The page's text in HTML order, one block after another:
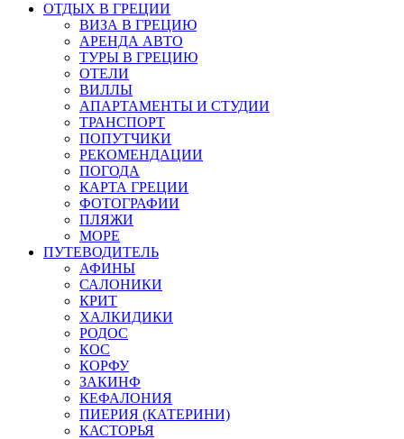
ОТДЫХ В ГРЕЦИИ
ВИЗА В ГРЕЦИЮ
АРЕНДА АВТО
ТУРЫ В ГРЕЦИЮ
ОТЕЛИ
ВИЛЛЫ
АПАРТАМЕНТЫ И СТУДИИ
ТРАНСПОРТ
ПОПУТЧИКИ
РЕКОМЕНДАЦИИ
ПОГОДА
КАРТА ГРЕЦИИ
ФОТОГРАФИИ
ПЛЯЖИ
МОРЕ
ПУТЕВОДИТЕЛЬ
АФИНЫ
САЛОНИКИ
КРИТ
ХАЛКИДИКИ
РОДОС
КОС
КОРФУ
ЗАКИНФ
КЕФАЛОНИЯ
ПИЕРИЯ (КАТЕРИНИ)
КАСТОРЬЯ